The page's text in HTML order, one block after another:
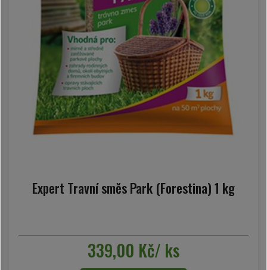
Expert Travní směs Park (Forestina) 1 kg
339,00 Kč/ ks